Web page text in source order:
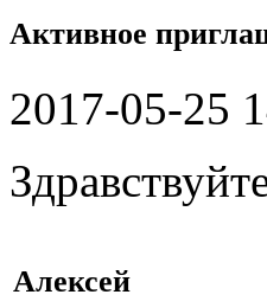
Активное
2017-05-25
Алексей